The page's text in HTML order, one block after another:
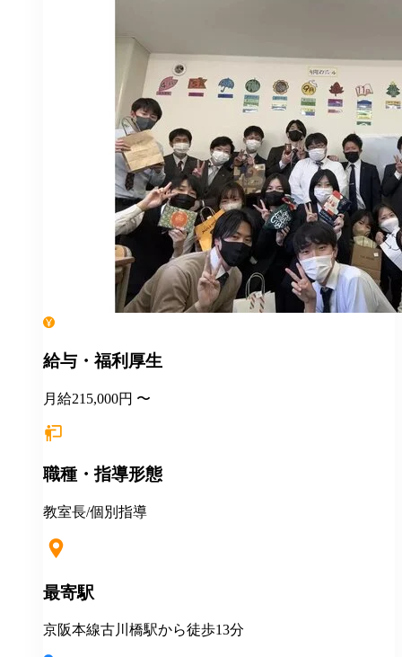
給与・福利厚生
月給215,000円 〜
職種・指導形態
教室長/個別指導
最寄駅
京阪本線古川橋駅から徒歩13分